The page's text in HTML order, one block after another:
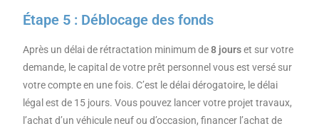
Étape 5 : Déblocage des fonds
Après un délai de rétractation minimum de8 jourset sur votre
demande, le capital de votre prêt personnel vous est versé sur
votre compte en une fois. C’est le délai dérogatoire, le délai
légal est de 15 jours. Vous pouvez lancer votre projet travaux,
l’achat d’un véhicule neuf ou d’occasion, financer l’achat de